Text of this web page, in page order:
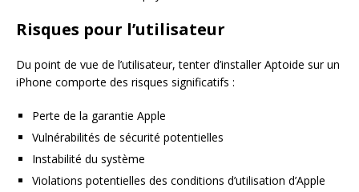
Risques pour l’utilisateur
Du point de vue de l’utilisateur, tenter d’installer Aptoide sur un
iPhone comporte des risques significatifs :
Perte de la garantie Apple
Vulnérabilités de sécurité potentielles
Instabilité du système
Violations potentielles des conditions d’utilisation d’Apple